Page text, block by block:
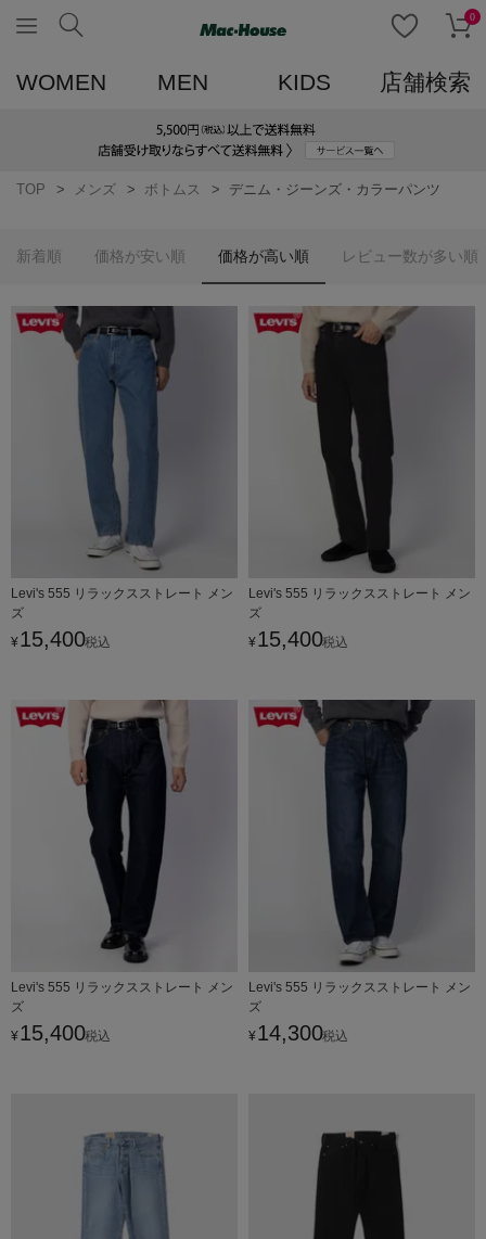
0
WOMEN MEN KIDS 店舗検索
TOP メンズ ボトムス デニム・ジーンズ・カラーパンツ
新着順 価格が安い順 価格が高い順 レビュー数が多い順
Levi's 555 リラックスストレート メン
ズ
¥ 15,400税込
Levi's 555 リラックスストレート メン
ズ
¥ 15,400税込
Levi's 555 リラックスストレート メン
ズ
¥ 15,400税込
Levi's 555 リラックスストレート メン
ズ
¥ 14,300税込